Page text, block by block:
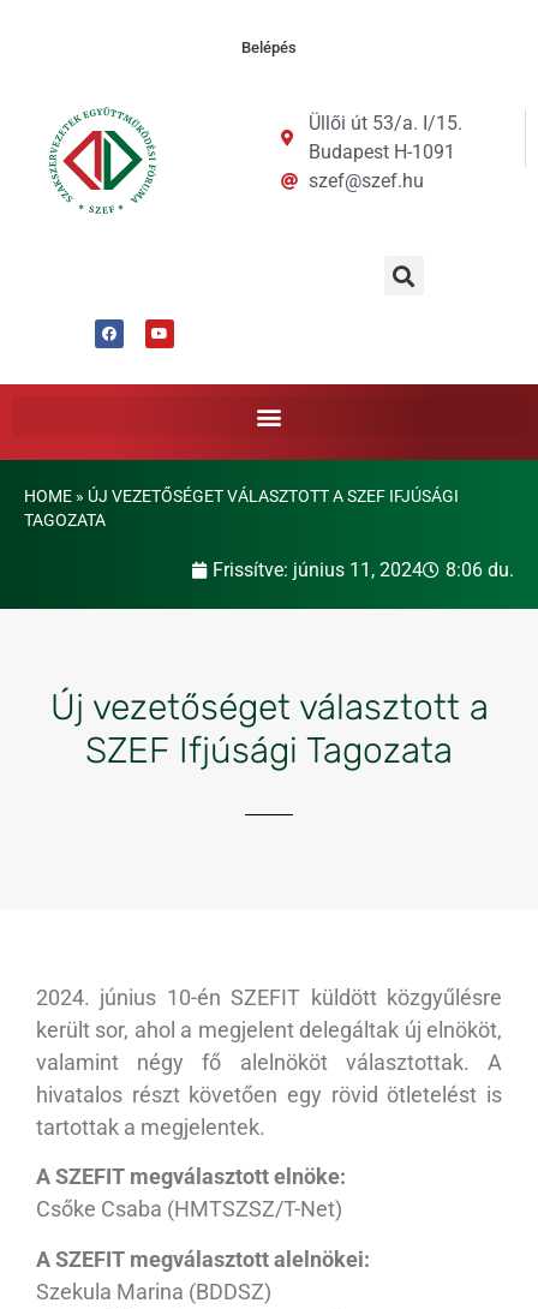
Belépés
Üllői út 53/a. I/15.
Budapest H-1091
szef@szef.hu
HOME » ÚJ VEZETŐSÉGET VÁLASZTOTT A SZEF IFJÚSÁGI
TAGOZATA
Frissítve: június 11, 2024 8:06 du.
Új vezetőséget választott a
SZEF Ifjúsági Tagozata
2024. június 10-én SZEFIT küldött közgyűlésre
került sor, ahol a megjelent delegáltak új elnököt,
valamint négy fő alelnököt választottak. A
hivatalos részt követően egy rövid ötletelést is
tartottak a megjelentek.
A SZEFIT megválasztott elnöke:
Csőke Csaba (HMTSZSZ/T-Net)
A SZEFIT megválasztott alelnökei:
Szekula Marina (BDDSZ)